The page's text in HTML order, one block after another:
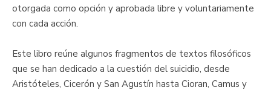
otorgada como opción y aprobada libre y voluntariamente
con cada acción.
Este libro reúne algunos fragmentos de textos filosóficos
que se han dedicado a la cuestión del suicidio, desde
Aristóteles, Cicerón y San Agustín hasta Cioran, Camus y